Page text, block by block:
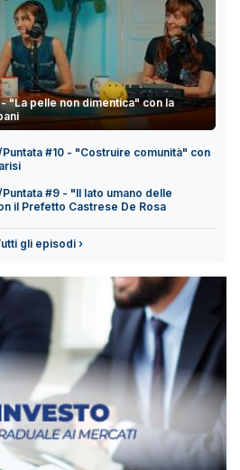
"La pelle non dimentica" con la
#10 - "Costruire comunità" con
#9 - "Il lato umano delle
il Prefetto Castrese De Rosa
gli episodi ›